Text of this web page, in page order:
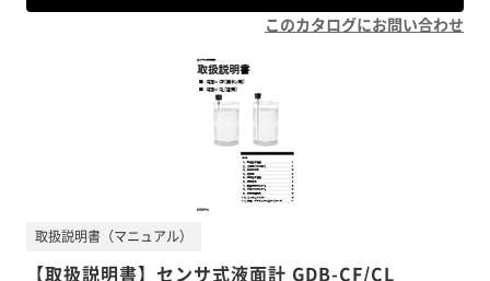
このカタログにお問い合わせ
【取扱説明書】センサ式液面計 GDB-CF/CL
取扱説明書（マニュアル）